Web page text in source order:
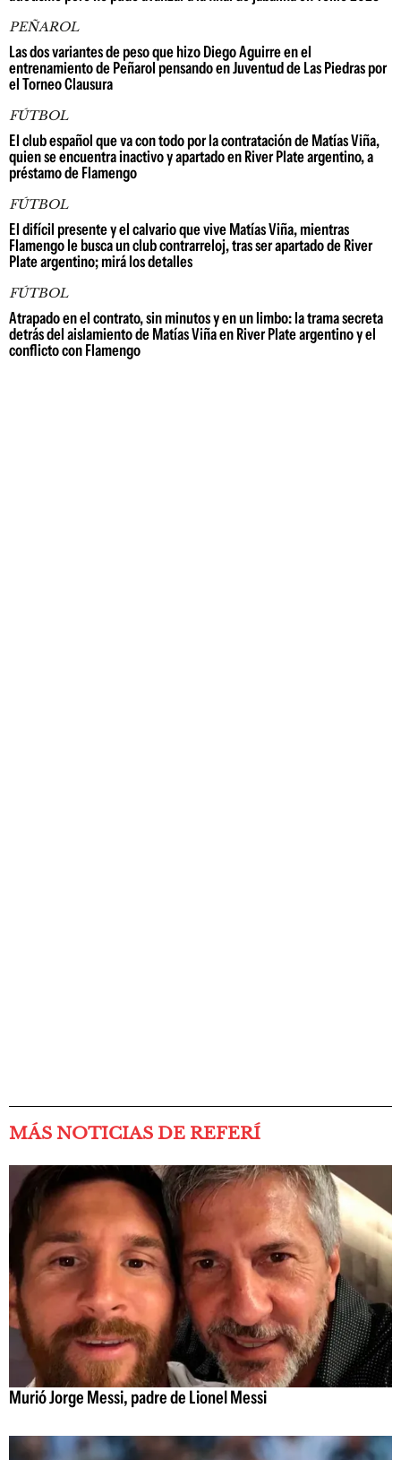
PEÑAROL
Las dos variantes de peso que hizo Diego Aguirre en el
entrenamiento de Peñarol pensando en Juventud de Las Piedras por
el Torneo Clausura
FÚTBOL
El club español que va con todo por la contratación de Matías Viña,
quien se encuentra inactivo y apartado en River Plate argentino, a
préstamo de Flamengo
FÚTBOL
El difícil presente y el calvario que vive Matías Viña, mientras
Flamengo le busca un club contrarreloj, tras ser apartado de River
Plate argentino; mirá los detalles
FÚTBOL
Atrapado en el contrato, sin minutos y en un limbo: la trama secreta
detrás del aislamiento de Matías Viña en River Plate argentino y el
conflicto con Flamengo
MÁS NOTICIAS DE REFERÍ
Murió Jorge Messi, padre de Lionel Messi